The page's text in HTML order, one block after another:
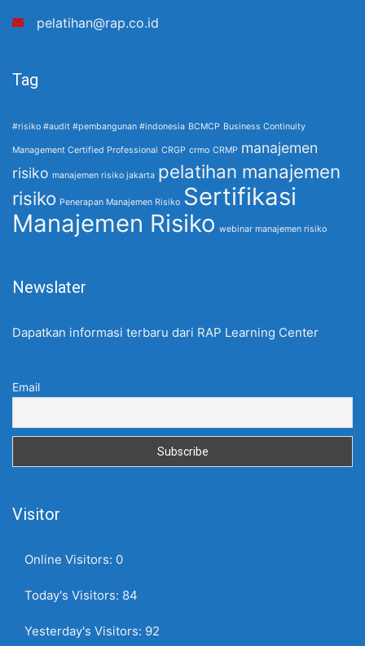
pelatihan@rap.co.id
Tag
#risiko #audit #pembangunan #indonesia BCMCP Business Continuity
Management Certified Professional CRGP crmo CRMP manajemen
risiko manajemen risiko jakarta pelatihan manajemen
risiko Penerapan Manajemen Risiko Sertifikasi
Manajemen Risiko webinar manajemen risiko
Newslater
Dapatkan informasi terbaru dari RAP Learning Center
Email
Visitor
Online Visitors: 0
Today's Visitors: 84
Yesterday's Visitors: 92